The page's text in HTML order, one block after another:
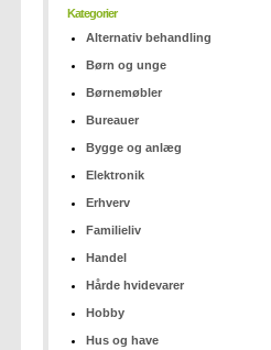
Kategorier
Alternativ behandling
Børn og unge
Børnemøbler
Bureauer
Bygge og anlæg
Elektronik
Erhverv
Familieliv
Handel
Hårde hvidevarer
Hobby
Hus og have